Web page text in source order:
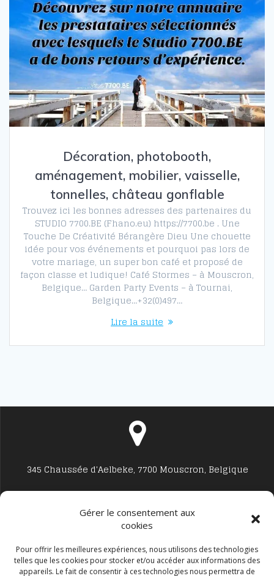
Gérer le consentement aux
cookies
Pour offrir les meilleures expériences, nous utilisons des technologies
telles que les cookies pour stocker et/ou accéder aux informations des
appareils. Le fait de consentir à ces technologies nous permettra de
Décoration, photobooth,
aménagement, mobilier, vaisselle,
tonnelles, château gonflable
Trouvez ici les bonnes adresses des partenaires du
STUDIO 7700.BE (Fhano.eu) https://7700.be . Une
Touche De Créativité Bérangère Dieu Une chouette
idée pour vos événements et pourquoi pas lors de
votre mariage, un super bon café et proposé de
façon classe et ludique! Café Stormes – à Mouscron,
Belgique… Garden Party Events – à Tournai,
Belgique…+32(0)497…
Lire la suite
345 Chaussée d'Aelbeke, 7700 Mouscron, Belgique
Studio7700@live.be